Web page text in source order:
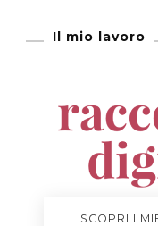
Il mio lavoro
SCOPRI I